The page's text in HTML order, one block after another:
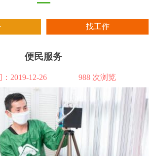
找工作
便民服务
：2019-12-26 988 次浏览